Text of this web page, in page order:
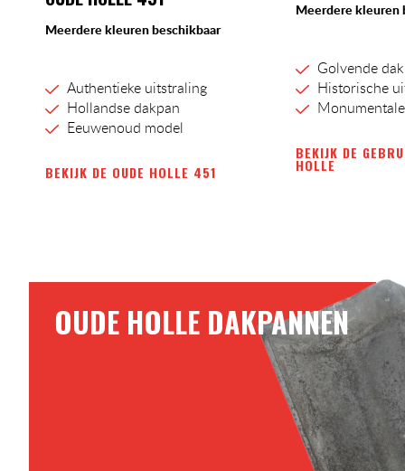
Meerdere kleuren beschikbaar
Authentieke uitstraling
Hollandse dakpan
Eeuwenoud model
BEKIJK DE OUDE HOLLE 451
Meerdere kleuren
Golvende
Historische
BEKIJK DE
HOLLE
OUDE HOLLE DAKPANNEN